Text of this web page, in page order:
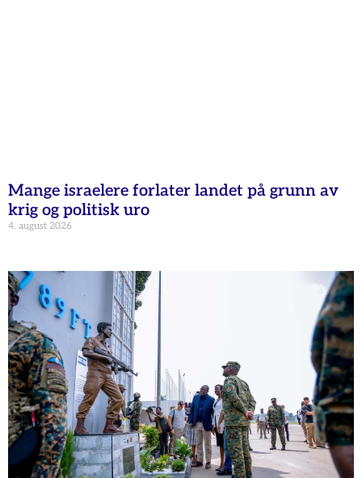
Mange israelere forlater landet på grunn av
krig og politisk uro
4. august 2026